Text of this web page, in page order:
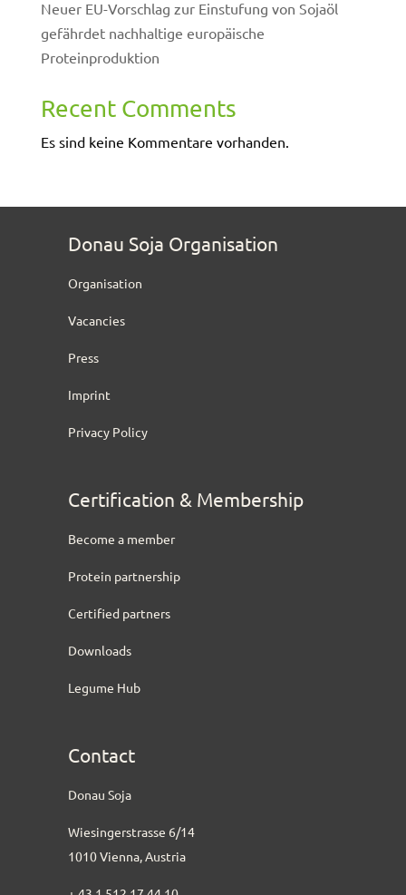
Neuer EU-Vorschlag zur Einstufung von Sojaöl
gefährdet nachhaltige europäische
Proteinproduktion
Recent Comments
Es sind keine Kommentare vorhanden.
Donau Soja Organisation
Organisation
Vacancies
Press
Imprint
Privacy Policy
Certification & Membership
Become a member
Protein partnership
Certified partners
Downloads
Legume Hub
Contact
Donau Soja
Wiesingerstrasse 6/14
1010 Vienna, Austria